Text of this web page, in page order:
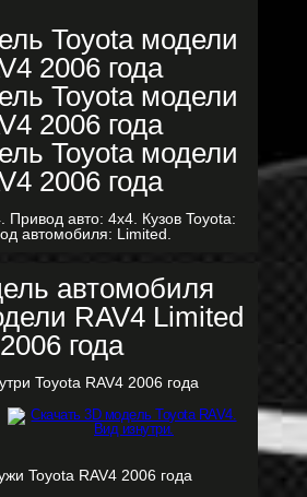
Привод авто: 4x4. Кузов Toyota:
автомобиля: Limited.
автомобиля
RAV4 Limited
2006 года
Toyota RAV4 2006 года
Toyota RAV4 2006 года